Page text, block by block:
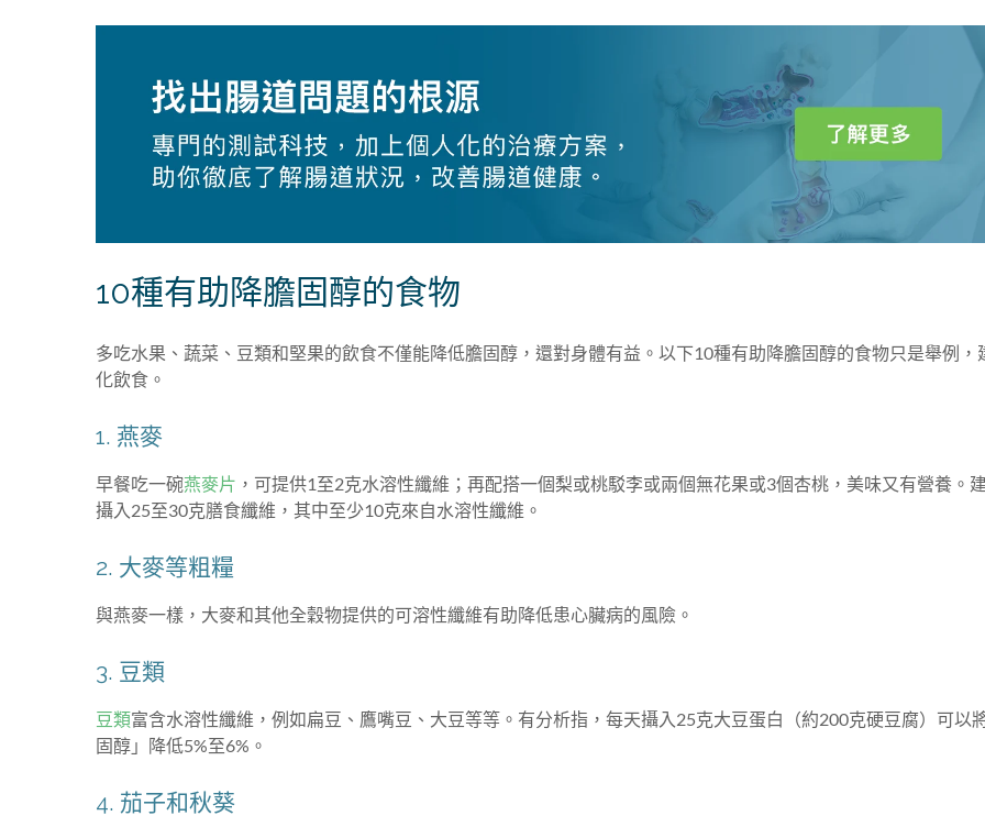
10種有助降膽固醇的食物
多吃水果、蔬菜、豆類和堅果的飲食不僅能降低膽固醇，還對身體有益。以下10種有助降膽固醇的食物只是舉例，
化飲食。
1. 燕麥
早餐吃一碗燕麥片 ，可提供1至2克水溶性纖維；再配搭一個梨或桃駁李或兩個無花果或3個杏桃，美味又有營養。
攝入25至30克膳食纖維，其中至少10克來自水溶性纖維。
2. 大麥等粗糧
與燕麥一樣，大麥和其他全穀物提供的可溶性纖維有助降低患心臟病的風險。
3. 豆類
豆類富含水溶性纖維，例如扁豆、鷹嘴豆、大豆等等。有分析指，每天攝入25克大豆蛋白（約200克硬豆腐）可以
固醇」降低5%至6%。
4. 茄子和秋葵